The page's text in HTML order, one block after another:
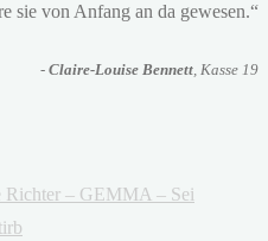
sie von Anfang an da gewesen.“
- Claire-Louise Bennett, Kasse 19
Richter – GEMMA – Sei